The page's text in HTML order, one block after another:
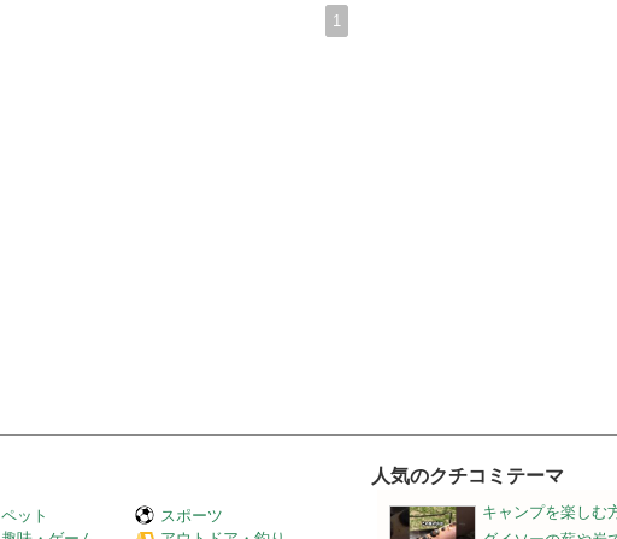
1
ペット
スポーツ
人気のクチコミテーマ
キャンプを楽しむ